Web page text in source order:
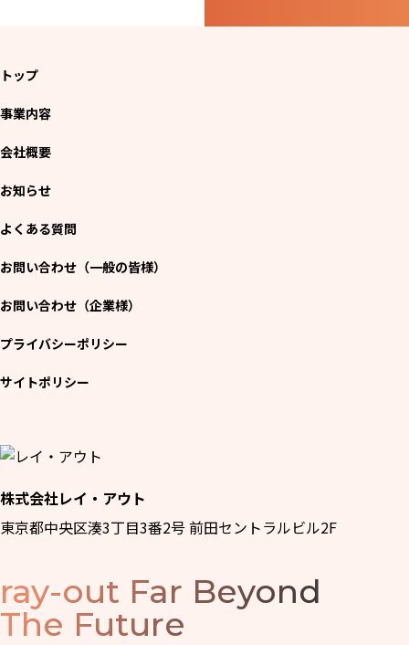
株式会社レイ・アウト
東京都中央区湊3丁目3番2号 前田セントラルビル2F
トップ
事業内容
会社概要
お知らせ
よくある質問
お問い合わせ（一般の皆様）
お問い合わせ（企業様）
プライバシーポリシー
サイトポリシー
ray-out Far Beyond
The Future